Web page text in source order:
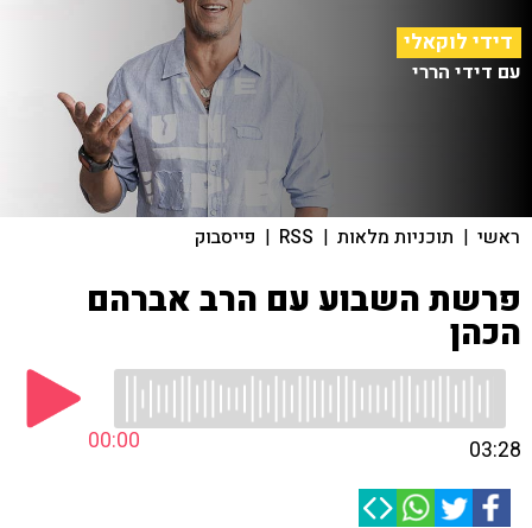
דידי לוקאלי
עם דידי הררי
ראשי | תוכניות מלאות |
RSS
| פייסבוק
פרשת השבוע עם הרב אברהם
הכהן
00:00 03:28